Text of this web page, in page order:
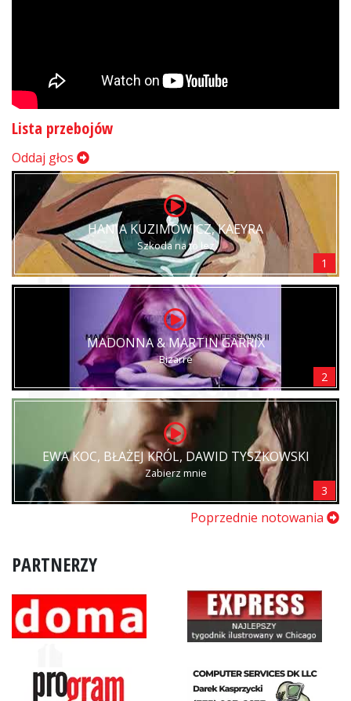
Lista przebojów
Oddaj głos
HANIA KUZIMOWICZ, KAEYRA
Szkoda na to łez
1
MADONNA & MARTIN GARRIX
Bizarre
2
EWA KOC, BŁAŻEJ KRÓL, DAWID TYSZKOWSKI
Zabierz mnie
3
Poprzednie notowania
PARTNERZY